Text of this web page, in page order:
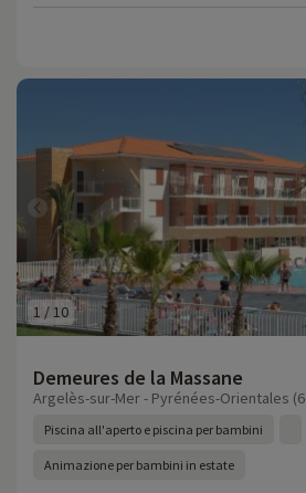
1 / 10
Demeures de la Massane
Argelès-sur-Mer - Pyrénées-Orientales
Piscina all'aperto e piscina per bambini
Animazione per bambini in estate